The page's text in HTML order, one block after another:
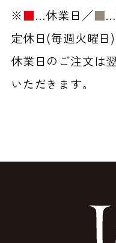
※■…休業日／■…
定休日(毎週火曜日
休業日のご注文は
いただきます。